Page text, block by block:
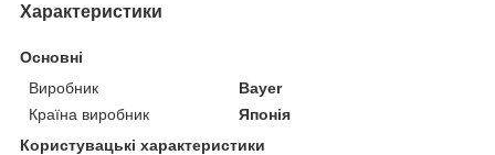
Характеристики
Основні
Виробник
Bayer
Країна виробник
Японія
Користувацькі характеристики